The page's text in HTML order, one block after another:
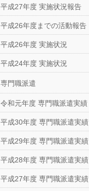
平成27年度 実施状況報告
平成26年度までの活動報告
平成26年度 実施状況
平成24年度 実施状況
専門職派遣
令和元年度 専門職派遣実績
平成30年度 専門職派遣実績
平成29年度 専門職派遣実績
平成28年度 専門職派遣実績
平成27年度 専門職派遣実績